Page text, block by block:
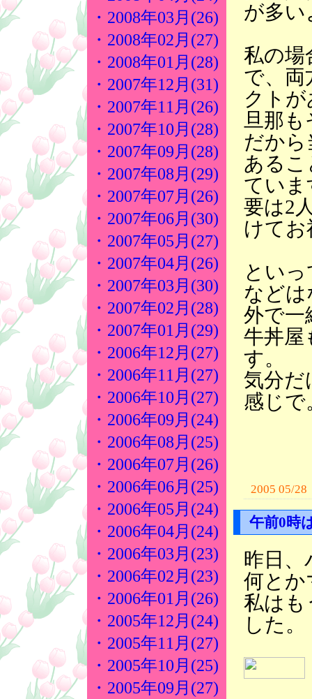
・2008年03月(26)
・2008年02月(27)
・2008年01月(28)
・2007年12月(31)
・2007年11月(26)
・2007年10月(28)
・2007年09月(28)
・2007年08月(29)
・2007年07月(26)
・2007年06月(30)
・2007年05月(27)
・2007年04月(26)
・2007年03月(30)
・2007年02月(28)
・2007年01月(29)
・2006年12月(27)
・2006年11月(27)
・2006年10月(27)
・2006年09月(24)
・2006年08月(25)
・2006年07月(26)
・2006年06月(25)
・2006年05月(24)
・2006年04月(24)
・2006年03月(23)
・2006年02月(23)
・2006年01月(26)
・2005年12月(24)
・2005年11月(27)
・2005年10月(25)
・2005年09月(27)
が多い
私の場
で、両
クト
旦那も
だから
あるこ
ていま
要は2
けて
とい
などは
外で一
牛丼屋
す。
気分だ
感じで
2005 05/28
午前0時
昨日、
何とか
私はも
した。